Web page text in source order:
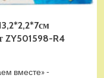
R4
вместе» -